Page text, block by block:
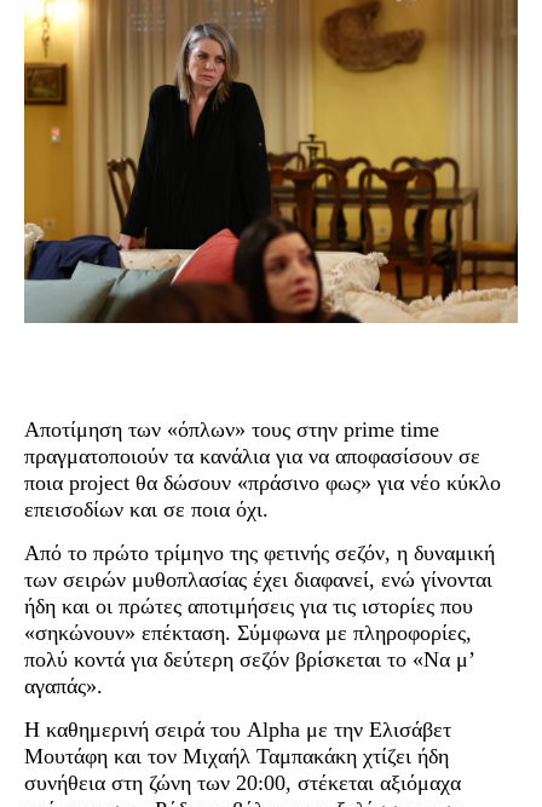
Αποτίμηση των «όπλων» τους στην prime time
πραγματοποιούν τα κανάλια για να αποφασίσουν σε
ποια project θα δώσουν «πράσινο φως» για νέο κύκλο
επεισοδίων και σε ποια όχι.
Από το πρώτο τρίμηνο της φετινής σεζόν, η δυναμική
των σειρών μυθοπλασίας έχει διαφανεί, ενώ γίνονται
ήδη και οι πρώτες αποτιμήσεις για τις ιστορίες που
«σηκώνουν» επέκταση. Σύμφωνα με πληροφορίες,
πολύ κοντά για δεύτερη σεζόν βρίσκεται το «Να μ’
αγαπάς».
Η καθημερινή σειρά του Alpha με την Ελισάβετ
Μουτάφη και τον Μιχαήλ Ταμπακάκη χτίζει ήδη
συνήθεια στη ζώνη των 20:00, στέκεται αξιόμαχα